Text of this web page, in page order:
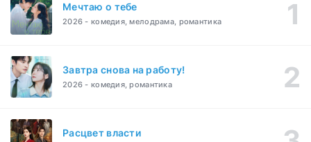
Мечтаю о тебе
2026 - комедия, мелодрама, романтика
Завтра снова на работу!
2026 - комедия, романтика
Расцвет власти